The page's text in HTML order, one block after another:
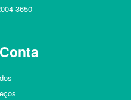
3650